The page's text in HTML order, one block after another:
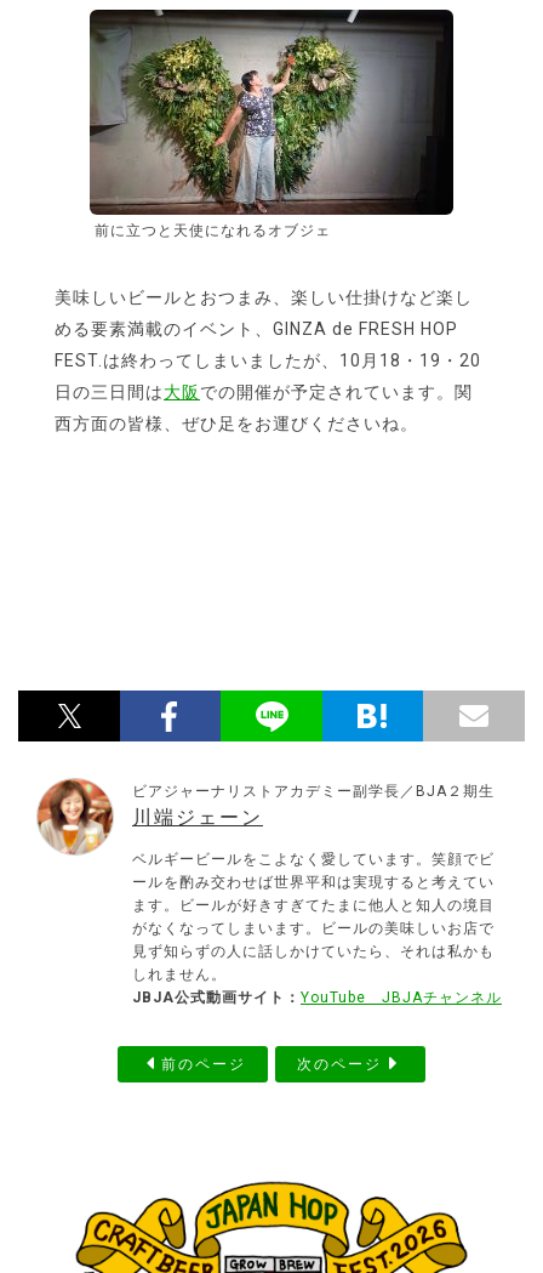
前に立つと天使になれるオブジェ
美味しいビールとおつまみ、楽しい仕掛けなど楽し
める要素満載のイベント、GINZA de FRESH HOP
FEST.は終わってしまいましたが、10月18・19・20
日の三日間は大阪 での開催が予定されています。関
西方面の皆様、ぜひ足をお運びくださいね。
ビアジャーナリストアカデミー副学長／BJA２期生
川端ジェーン
ベルギービールをこよなく愛しています。笑顔でビ
ールを酌み交わせば世界平和は実現すると考えてい
ます。ビールが好きすぎてたまに他人と知人の境目
がなくなってしまいます。ビールの美味しいお店で
見ず知らずの人に話しかけていたら、それは私かも
しれません。
JBJA公式動画サイト： YouTube JBJAチャンネル
前のページ 次のページ